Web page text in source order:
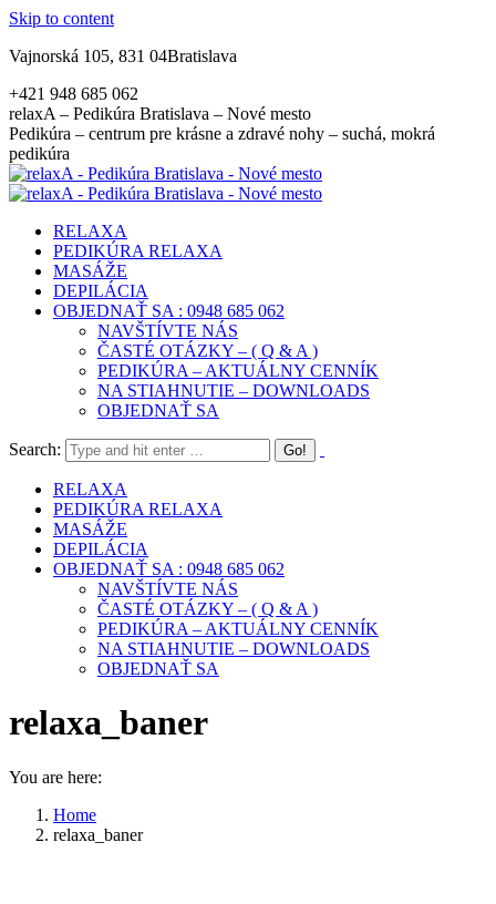
Skip to content
Vajnorská 105, 831 04Bratislava
+421 948 685 062
relaxA – Pedikúra Bratislava – Nové mesto
Pedikúra – centrum pre krásne a zdravé nohy – suchá, mokrá
pedikúra
RELAXA
PEDIKÚRA RELAXA
MASÁŽE
DEPILÁCIA
OBJEDNAŤ SA : 0948 685 062
NAVŠTÍVTE NÁS
ČASTÉ OTÁZKY – ( Q & A )
PEDIKÚRA – AKTUÁLNY CENNÍK
NA STIAHNUTIE – DOWNLOADS
OBJEDNAŤ SA
Search:
RELAXA
PEDIKÚRA RELAXA
MASÁŽE
DEPILÁCIA
OBJEDNAŤ SA : 0948 685 062
NAVŠTÍVTE NÁS
ČASTÉ OTÁZKY – ( Q & A )
PEDIKÚRA – AKTUÁLNY CENNÍK
NA STIAHNUTIE – DOWNLOADS
OBJEDNAŤ SA
relaxa_baner
You are here:
Home
relaxa_baner